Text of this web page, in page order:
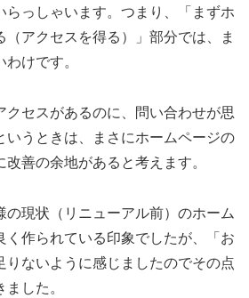
らっしゃいます。つまり、「まずホ
アクセスを得る）」部分では、ま
けです。
クセスがあるのに、問い合わせが思
いうときは、まさにホームページの
善の余地があると考えます。
の現状（リニューアル前）のホーム
く作られている印象でしたが、「お
りないように感じましたのでその点
した。